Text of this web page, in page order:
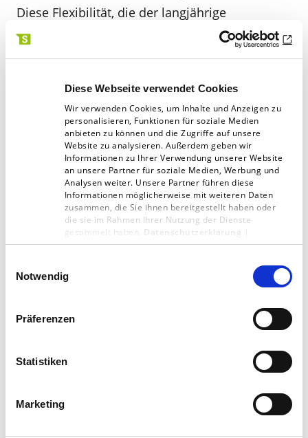
Diese Webseite verwendet Cookies
Wir verwenden Cookies, um Inhalte und Anzeigen zu
personalisieren, Funktionen für soziale Medien
anbieten zu können und die Zugriffe auf unsere
Website zu analysieren. Außerdem geben wir
Informationen zu Ihrer Verwendung unserer Website
an unsere Partner für soziale Medien, Werbung und
Analysen weiter. Unsere Partner führen diese
Informationen möglicherweise mit weiteren Daten
zusammen, die Sie ihnen bereitgestellt haben oder
die sie im Rahmen Ihrer Nutzung der Dienste
gesammelt haben. Datenschutzerklärung
Impressum
Notwendig
Präferenzen
Statistiken
Marketing
Diese Flexibilität, die der langjährige
Medienexperte als eine der Stärken von
Schaffrath ausgemacht hat, gepaart mit der
es, auch komplexe und in der Regel
zeitkritische Projekte erfolgreich umzusetzen.
So wird nachhaltig Erfolg ermöglicht.
Neugierig, was wir für Sie tun
können?
Jetzt unverbindlich anfragen.
Anrede
Vorname